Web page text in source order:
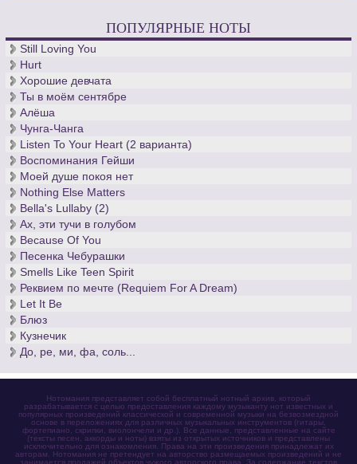
ПОПУЛЯРНЫЕ НОТЫ
Still Loving You
Hurt
Хорошие девчата
Ты в моём сентябре
Алёша
Чунга-Чанга
Listen To Your Heart (2 варианта)
Воспоминания Гейши
Моей душе покоя нет
Nothing Else Matters
Bella's Lullaby (2)
Ах, эти тучи в голубом
Because Of You
Песенка Чебурашки
Smells Like Teen Spirit
Реквием по мечте (Requiem For A Dream)
Let It Be
Блюз
Кузнечик
До, ре, ми, фа, соль...
Нотомания представляет собой бесплатный нотный архив, который
разрабатывается с целью предоставления каждому музыканту нот известных и
популярных произведений классической и современной музыки на безвозмездной
основе в переложениях для различных музыкальных инструментов (гитары,
фортепиано, скрипки, виолончели и др.). Все данные, представленные на сайте
(тексты песен, аккорды и ноты) взяты из открытых источников и представлены
исключительно для ознакомления. Права на эти произведения принадлежат их
авторам. Нотомания не претендует на авторство размещаемых произведений и не
занимается продажей объектов чужого авторского права. За содержание текстов